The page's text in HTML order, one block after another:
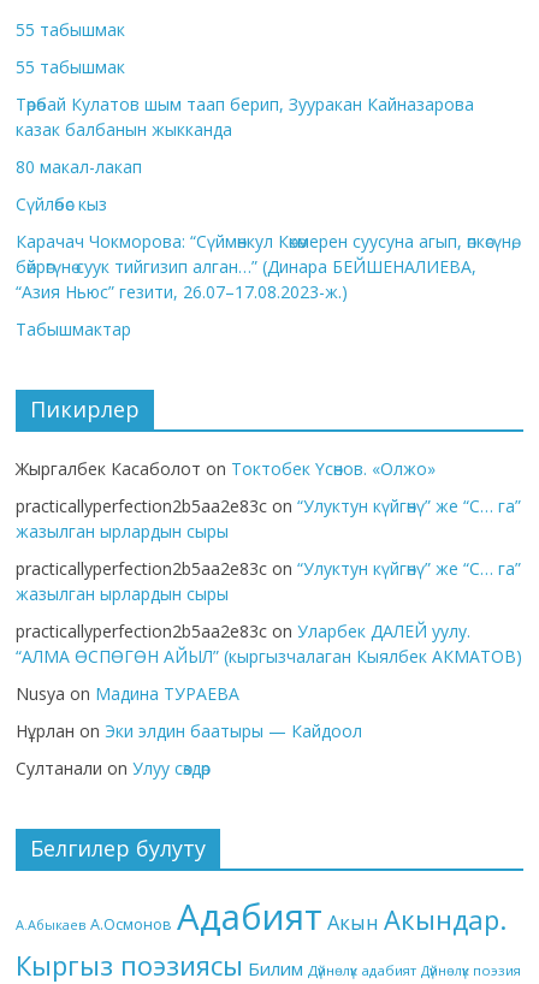
55 табышмак
55 табышмак
Төрөбай Кулатов шым таап берип, Зууракан Кайназарова
казак балбанын жыкканда
80 макал-лакап
Сүйлөбөс кыз
Карачач Чокморова: “Сүймөнкул Көкөмерен суусуна агып, өпкөсүнө,
бөйрөгүнө суук тийгизип алган…” (Динара БЕЙШЕНАЛИЕВА,
“Азия Ньюс” гезити, 26.07–17.08.2023-ж.)
Табышмактар
Пикирлер
Жыргалбек Касаболот on Токтобек Үсөнов. «Олжо»
practicallyperfection2b5aa2e83c on“Улуктун күйгөнү” же “С… га”
жазылган ырлардын сыры
practicallyperfection2b5aa2e83c on“Улуктун күйгөнү” же “С… га”
жазылган ырлардын сыры
practicallyperfection2b5aa2e83c onУларбек ДАЛЕЙ уулу.
“АЛМА ӨСПӨГӨН АЙЫЛ” (кыргызчалаган Кыялбек АКМАТОВ)
Nusya on Мадина ТУРАЕВА
Нұрлан on Эки элдин баатыры — Кайдоол
Султанали onУлуу сөздөр
Белгилер булуту
А.Абыкаев А.Осмонов Адабият Акын Акындар.
Кыргыз поэзиясы Билим Дүйнөлүк адабият Дүйнөлүк поэзия